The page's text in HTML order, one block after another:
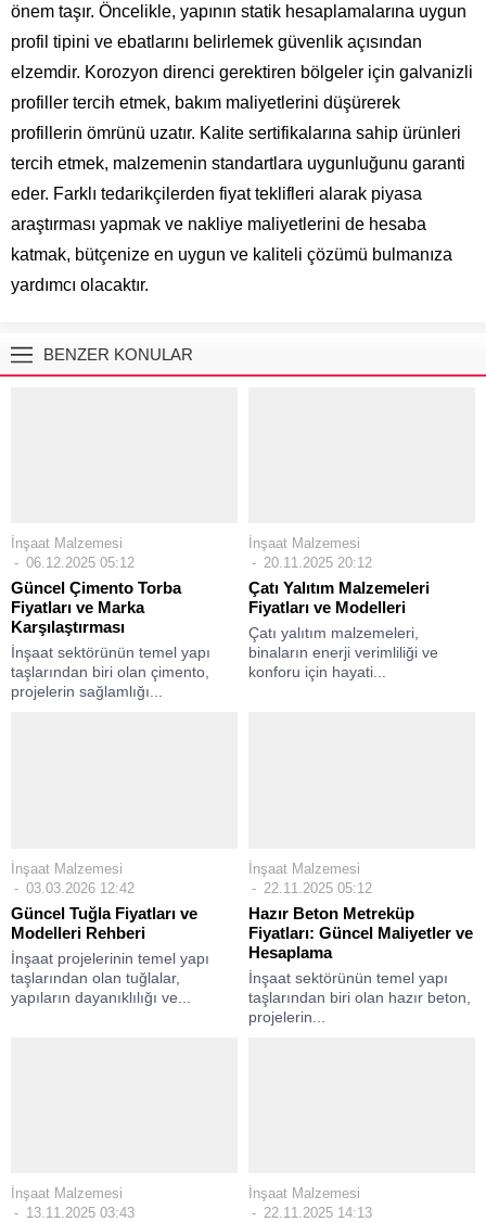
önem taşır. Öncelikle, yapının statik hesaplamalarına uygun
profil tipini ve ebatlarını belirlemek güvenlik açısından
elzemdir. Korozyon direnci gerektiren bölgeler için galvanizli
profiller tercih etmek, bakım maliyetlerini düşürerek
profillerin ömrünü uzatır. Kalite sertifikalarına sahip ürünleri
tercih etmek, malzemenin standartlara uygunluğunu garanti
eder. Farklı tedarikçilerden fiyat teklifleri alarak piyasa
araştırması yapmak ve nakliye maliyetlerini de hesaba
katmak, bütçenize en uygun ve kaliteli çözümü bulmanıza
yardımcı olacaktır.
BENZER KONULAR
İnşaat Malzemesi
06.12.2025 05:12
Güncel Çimento Torba
Fiyatları ve Marka
Karşılaştırması
İnşaat sektörünün temel yapı
taşlarından biri olan çimento,
projelerin sağlamlığı...
İnşaat Malzemesi
20.11.2025 20:12
Çatı Yalıtım Malzemeleri
Fiyatları ve Modelleri
Çatı yalıtım malzemeleri,
binaların enerji verimliliği ve
konforu için hayati...
İnşaat Malzemesi
03.03.2026 12:42
Güncel Tuğla Fiyatları ve
Modelleri Rehberi
İnşaat projelerinin temel yapı
taşlarından olan tuğlalar,
yapıların dayanıklılığı ve...
İnşaat Malzemesi
22.11.2025 05:12
Hazır Beton Metreküp
Fiyatları: Güncel Maliyetler ve
Hesaplama
İnşaat sektörünün temel yapı
taşlarından biri olan hazır beton,
projelerin...
İnşaat Malzemesi
13.11.2025 03:43
İnşaat Malzemesi
22.11.2025 14:13